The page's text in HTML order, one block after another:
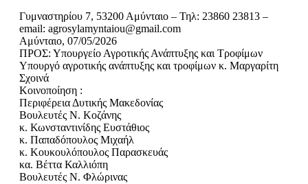
Γυμναστηρίου 7, 53200 Αμύνταιο – Τηλ: 23860 23813 –
email: agrosylamyntaiou@gmail.com
Αμύνταιο, 07/05/2026
ΠΡΟΣ: Υπουργείο Αγροτικής Ανάπτυξης και Τροφίμων
Υπουργό αγροτικής ανάπτυξης και τροφίμων κ. Μαργαρίτη
Σχοινά
Κοινοποίηση :
Περιφέρεια Δυτικής Μακεδονίας
Βουλευτές Ν. Κοζάνης
κ. Κωνσταντινίδης Ευστάθιος
κ. Παπαδόπουλος Μιχαήλ
κ. Κουκουλόπουλος Παρασκευάς
κα. Βέττα Καλλιόπη
Βουλευτές Ν. Φλώρινας